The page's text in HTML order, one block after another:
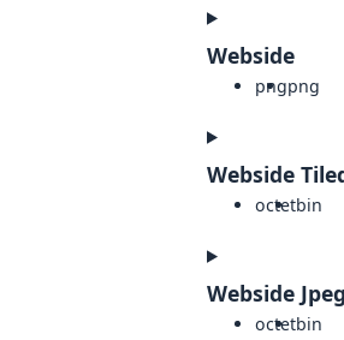
Webside
pngpng
Webside
octetbin
Webside
octetbin